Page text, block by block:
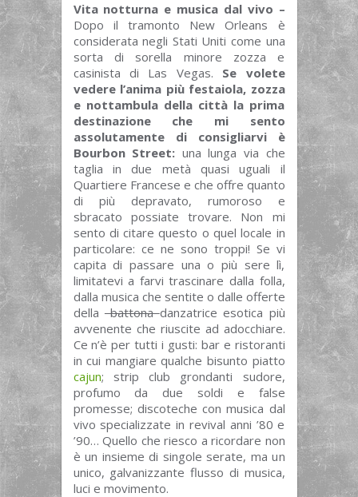
Vita notturna e musica dal vivo –
Dopo il tramonto
New Orleans è
considerata negli Stati Uniti come una
sorta di sorella minore zozza e
casinista di Las Vegas. Se volete
vedere l’anima più festaiola, zozza
e nottambula della città la prima
destinazione che mi sento
assolutamente di consigliarvi è
Bourbon Street: una lunga via che
taglia in due metà quasi uguali il
Quartiere Francese e che offre quanto
di più depravato, rumoroso e
sbracato possiate trovare. Non mi
sento di citare questo o quel locale in
particolare: ce ne sono troppi! Se vi
capita di passare una o più sere lì,
limitatevi a farvi trascinare dalla folla,
dalla musica che sentite o dalle offerte
della battonadanzatrice esotica più
avvenente che riuscite ad adocchiare.
Ce n’è per tutti i gusti: bar e ristoranti
in cui mangiare qualche bisunto piatto
cajun; strip club grondanti sudore,
profumo da due soldi e false
promesse; discoteche con musica dal
vivo specializzate in revival anni ’80 e
’90… Quello che riesco a ricordare non
è un insieme di singole serate, ma un
unico, galvanizzante flusso di musica,
luci e movimento.